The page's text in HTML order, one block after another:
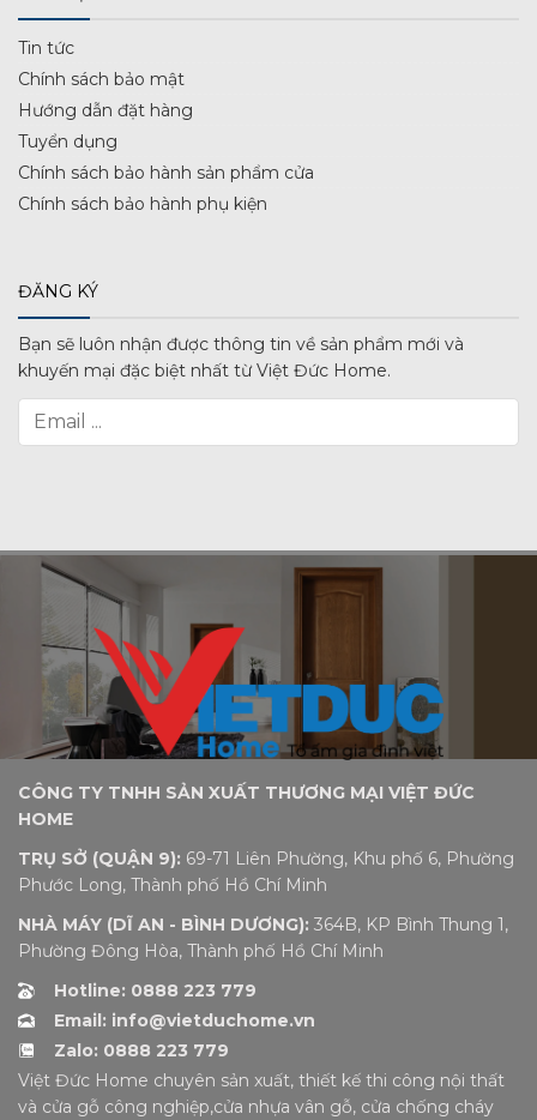
Tin tức
Chính sách bảo mật
Hướng dẫn đặt hàng
Tuyển dụng
Chính sách bảo hành sản phẩm cửa
Chính sách bảo hành phụ kiện
ĐĂNG KÝ
Bạn sẽ luôn nhận được thông tin về sản phẩm mới và
khuyến mại đặc biệt nhất từ Việt Đức Home.
CÔNG TY TNHH SẢN XUẤT THƯƠNG MẠI VIỆT ĐỨC
HOME
TRỤ SỞ (QUẬN 9): 69-71 Liên Phường, Khu phố 6, Phường
Phước Long, Thành phố Hồ Chí Minh
NHÀ MÁY (DĨ AN - BÌNH DƯƠNG): 364B, KP Bình Thung 1,
Phường Đông Hòa, Thành phố Hồ Chí Minh
Hotline: 0888 223 779
Email: info@vietduchome.vn
Zalo: 0888 223 779
Việt Đức Home chuyên sản xuất, thiết kế thi công nội thất
và cửa gỗ công nghiệp,cửa nhựa vân gỗ, cửa chống cháy